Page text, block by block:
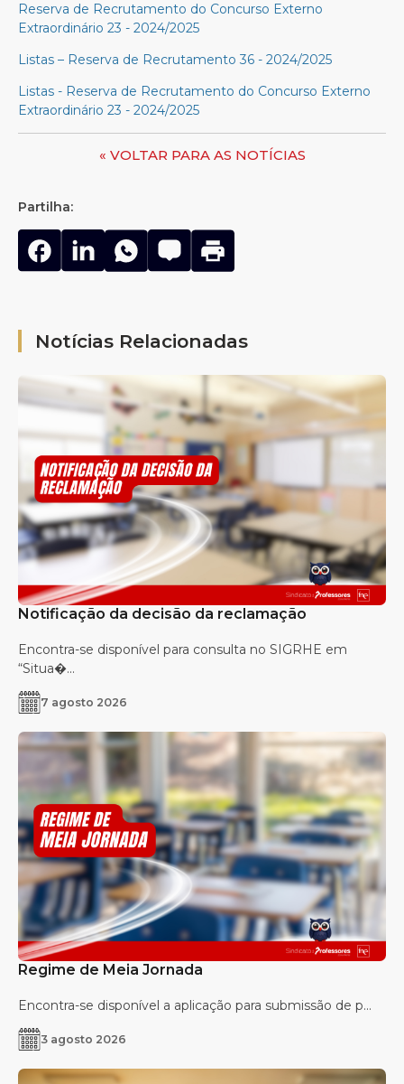
Reserva de Recrutamento do Concurso Externo
Extraordinário 23 - 2024/2025
Listas – Reserva de Recrutamento 36 - 2024/2025
Listas - Reserva de Recrutamento do Concurso Externo
Extraordinário 23 - 2024/2025
« VOLTAR PARA AS NOTÍCIAS
Partilha:
Notícias Relacionadas
Notificação da decisão da reclamação
Encontra-se disponível para consulta no SIGRHE em
“Situa�...
7 agosto 2026
Regime de Meia Jornada
Encontra-se disponível a aplicação para submissão de p...
3 agosto 2026